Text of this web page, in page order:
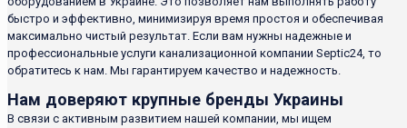
быстро и эффективно, минимизируя время простоя и обеспечивая
максимально чистый результат. Если вам нужны надежные и
профессиональные услуги канализационной компании Septic24, то
обратитесь к нам. Мы гарантируем качество и надежность.
Нам доверяют крупные бренды Украины
В связи с активным развитием нашей компании, мы ищем